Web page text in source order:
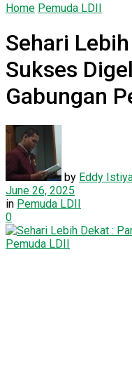
Home Pemuda LDII
Sehari
Sukses
Gabungan
by Eddy
June 26, 2025
in Pemuda LDII
0